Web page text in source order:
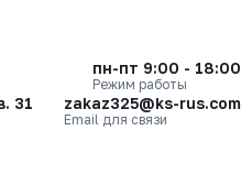
пн-пт 9:00 - 18:00
Режим работы
31 zakaz325@ks-rus.com
Email для связи